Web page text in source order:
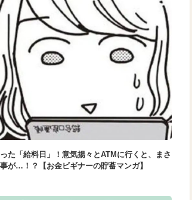
た「給料日」！意気揚々とATMに行くと、まさ
が…！？【お金ビギナーの貯蓄マンガ】